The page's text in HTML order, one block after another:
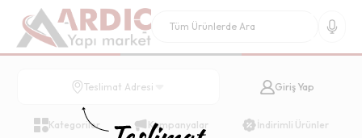
Teslimat Adresi Giriş Yap
Kategoriler Kampanyalar İndirimli Ürünler